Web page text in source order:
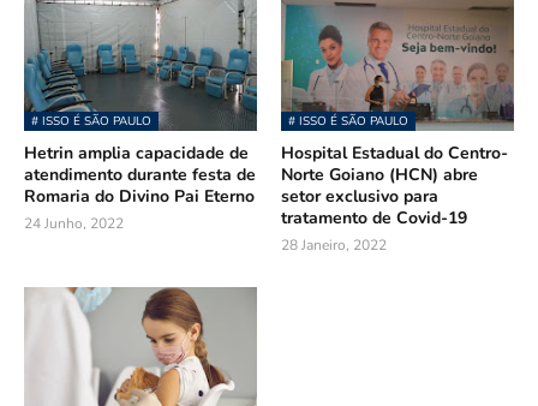
# ISSO É SÃO PAULO
Hetrin amplia capacidade de
atendimento durante festa de
Romaria do Divino Pai Eterno
24 Junho, 2022
# ISSO É SÃO PAULO
Hospital Estadual do Centro-
Norte Goiano (HCN) abre
setor exclusivo para
tratamento de Covid-19
28 Janeiro, 2022